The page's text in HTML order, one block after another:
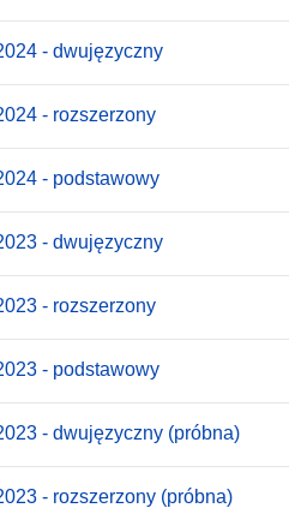
- dwujęzyczny
- rozszerzony
- podstawowy
- dwujęzyczny
- rozszerzony
- podstawowy
- dwujęzyczny (próbna)
- rozszerzony (próbna)